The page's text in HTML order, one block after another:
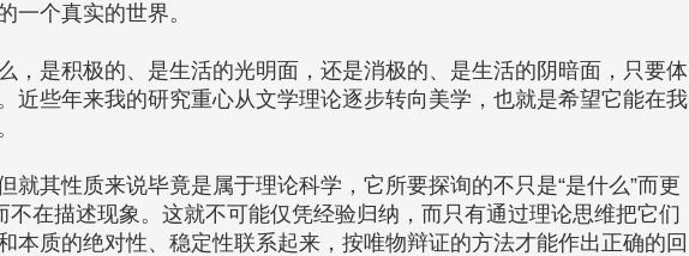
一个真实的世界。
，是积极的、是生活的光明面，还是消极的、是生活的阴暗面，只要体
近些年来我的研究重心从文学理论逐步转向美学，也就是希望它能在我
就其性质来说毕竟是属于理论科学，它所要探询的不只是“是什么”而更
不在描述现象。这就不可能仅凭经验归纳，而只有通过理论思维把它们
本质的绝对性、稳定性联系起来，按唯物辩证的方法才能作出正确的回